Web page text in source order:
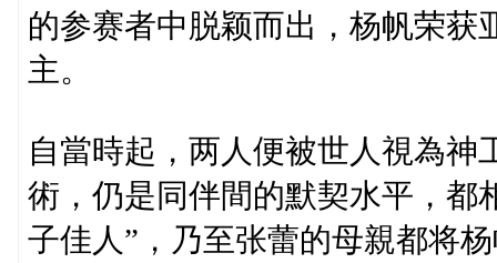
的参赛者中脱颖而出，杨帆荣获
主。
自當時起，两人便被世人視為
術，仍是同伴間的默契水平，都
子佳人”，乃至张蕾的母親都将